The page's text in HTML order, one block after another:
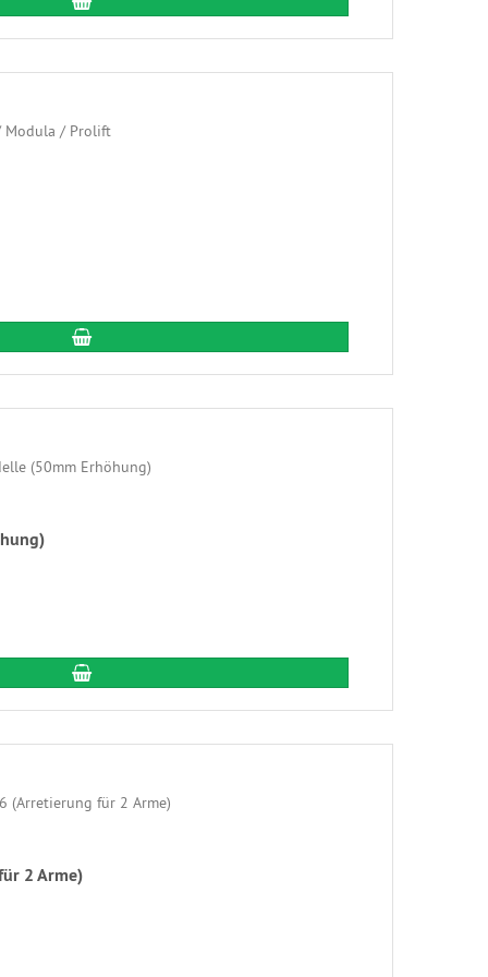
In den Warenkorb
In den Warenkorb
2 Arme)